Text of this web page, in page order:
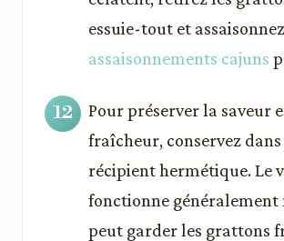
essuie-tout et
assaisonnements cajuns
Pour préserver la saveur
fraîcheur, conservez dans
récipient hermétique. Le
fonctionne généralement
peut garder les grattons